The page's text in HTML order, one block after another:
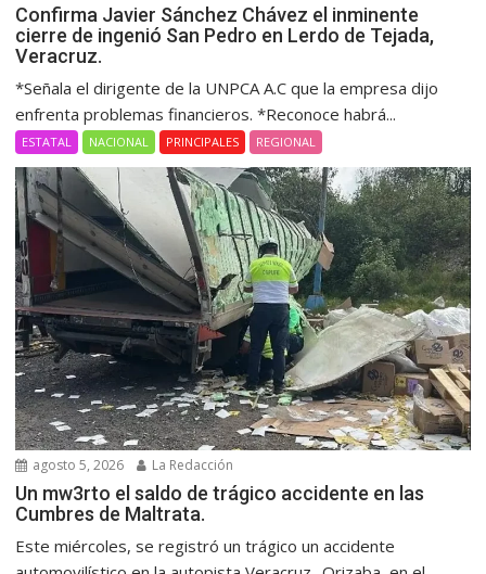
Confirma Javier Sánchez Chávez el inminente
cierre de ingenió San Pedro en Lerdo de Tejada,
Veracruz.
*Señala el dirigente de la UNPCA A.C que la empresa dijo
enfrenta problemas financieros. *Reconoce habrá...
ESTATAL NACIONAL PRINCIPALES REGIONAL
agosto 5, 2026 La Redacción
Un mw3rto el saldo de trágico accidente en las
Cumbres de Maltrata.
Este miércoles, se registró un trágico un accidente